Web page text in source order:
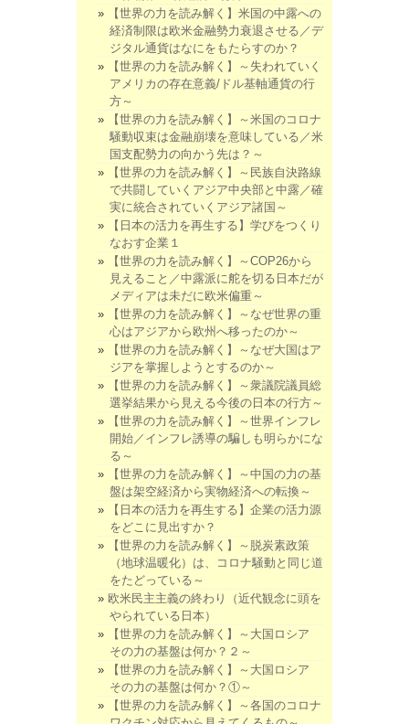
【世界の力を読み解く】米国の中露への
経済制限は欧米金融勢力衰退させる／デ
ジタル通貨はなにをもたらすのか？
【世界の力を読み解く】～失われていく
アメリカの存在意義/ドル基軸通貨の行
方～
【世界の力を読み解く】～米国のコロナ
騒動収束は金融崩壊を意味している／米
国支配勢力の向かう先は？～
【世界の力を読み解く】～民族自決路線
で共闘していくアジア中央部と中露／確
実に統合されていくアジア諸国～
【日本の活力を再生する】学びをつくり
なおす企業１
【世界の力を読み解く】～COP26から
見えること／中露派に舵を切る日本だが
メディアは未だに欧米偏重～
【世界の力を読み解く】～なぜ世界の重
心はアジアから欧州へ移ったのか～
【世界の力を読み解く】～なぜ大国はア
ジアを掌握しようとするのか～
【世界の力を読み解く】～衆議院議員総
選挙結果から見える今後の日本の行方～
【世界の力を読み解く】～世界インフレ
開始／インフレ誘導の騙しも明らかにな
る～
【世界の力を読み解く】～中国の力の基
盤は架空経済から実物経済への転換～
【日本の活力を再生する】企業の活力源
をどこに見出すか？
【世界の力を読み解く】～脱炭素政策
（地球温暖化）は、コロナ騒動と同じ道
をたどっている～
欧米民主主義の終わり（近代観念に頭を
やられている日本）
【世界の力を読み解く】～大国ロシア
その力の基盤は何か？２～
【世界の力を読み解く】～大国ロシア
その力の基盤は何か？①～
【世界の力を読み解く】～各国のコロナ